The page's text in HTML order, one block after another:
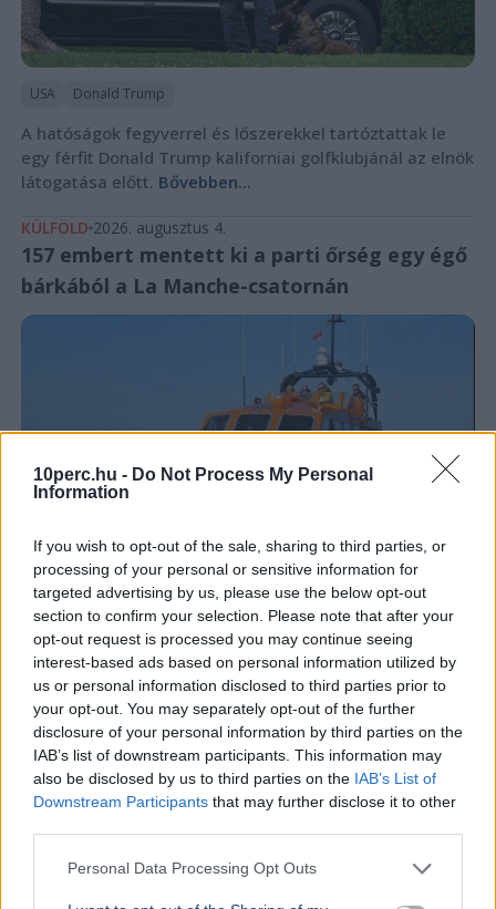
10perc.hu - Do Not Process My Personal
Information
If you wish to opt-out of the sale, sharing to third parties, or
processing of your personal or sensitive information for
targeted advertising by us, please use the below opt-out
section to confirm your selection. Please note that after your
opt-out request is processed you may continue seeing
interest-based ads based on personal information utilized by
us or personal information disclosed to third parties prior to
your opt-out. You may separately opt-out of the further
disclosure of your personal information by third parties on the
IAB’s list of downstream participants. This information may
also be disclosed by us to third parties on the IAB’s List of
Downstream Participants that may further disclose it to other
Personal Data Processing Opt Outs
USA Donald Trump
A hatóságok fegyverrel és lőszerekkel tartóztattak le
egy férfit Donald Trump kaliforniai golfklubjánál az elnök
látogatása előtt. Bővebben...
KÜLFÖLD 2026. augusztus 4.
157 embert mentett ki a parti őrség egy égő
bárkából a La Manche-csatornán
Baleset Párizs London
Kigyulladt egy illegális bevándorlókat szállító bárka a La
Manche-csatornán, a francia és brit parti őrség 157
embert mentett ki a vízből.Bővebben...